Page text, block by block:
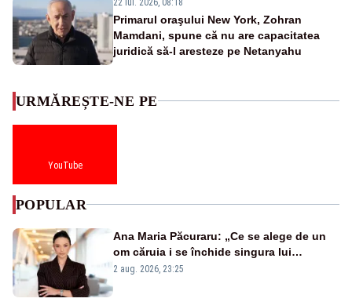
Primarul oraşului New York, Zohran
Mamdani, spune că nu are capacitatea
juridică să-l aresteze pe Netanyahu
URMĂREȘTE-NE PE
YouTube
POPULAR
Ana Maria Păcuraru: „Ce se alege de un
om căruia i se închide singura lui
portiță?”
2 aug. 2026, 23:25